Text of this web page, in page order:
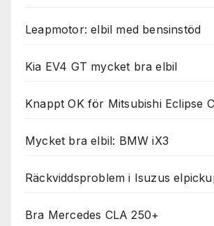
Leapmotor: elbil med bensinstöd
Kia EV4 GT mycket bra elbil
Knappt OK för Mitsubishi Eclipse
Mycket bra elbil: BMW iX3
Räckviddsproblem i Isuzus
Bra Mercedes CLA 250+